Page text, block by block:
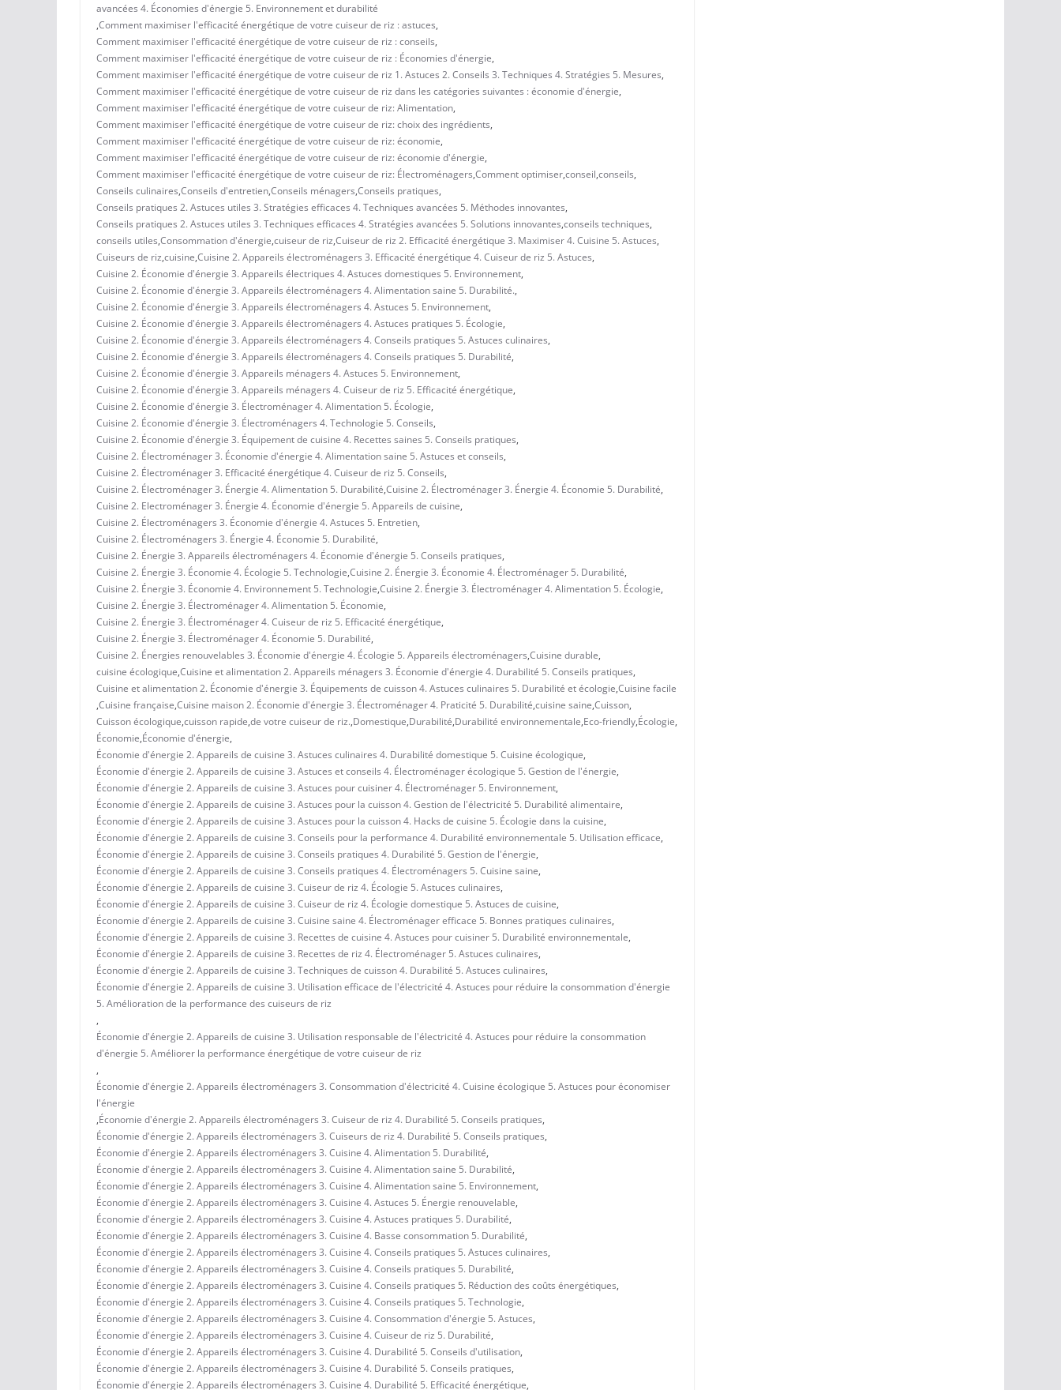
avancées 4. Économies d'énergie 5. Environnement et durabilité
,Comment maximiser l'efficacité énergétique de votre cuiseur de riz : astuces,
Comment maximiser l'efficacité énergétique de votre cuiseur de riz : conseils,
Comment maximiser l'efficacité énergétique de votre cuiseur de riz : Économies d'énergie,
Comment maximiser l'efficacité énergétique de votre cuiseur de riz 1. Astuces 2. Conseils 3. Techniques 4. Stratégies 5. Mesures,
Comment maximiser l'efficacité énergétique de votre cuiseur de riz dans les catégories suivantes : économie d'énergie,
Comment maximiser l'efficacité énergétique de votre cuiseur de riz: Alimentation,
Comment maximiser l'efficacité énergétique de votre cuiseur de riz: choix des ingrédients,
Comment maximiser l'efficacité énergétique de votre cuiseur de riz: économie,
Comment maximiser l'efficacité énergétique de votre cuiseur de riz: économie d'énergie,
Comment maximiser l'efficacité énergétique de votre cuiseur de riz: Électroménagers,Comment optimiser,conseil,conseils,
Conseils culinaires,Conseils d'entretien,Conseils ménagers,Conseils pratiques,
Conseils pratiques 2. Astuces utiles 3. Stratégies efficaces 4. Techniques avancées 5. Méthodes innovantes,
Conseils pratiques 2. Astuces utiles 3. Techniques efficaces 4. Stratégies avancées 5. Solutions innovantes,conseils techniques,
conseils utiles,Consommation d'énergie,cuiseur de riz,Cuiseur de riz 2. Efficacité énergétique 3. Maximiser 4. Cuisine 5. Astuces,
Cuiseurs de riz,cuisine,Cuisine 2. Appareils électroménagers 3. Efficacité énergétique 4. Cuiseur de riz 5. Astuces,
Cuisine 2. Économie d'énergie 3. Appareils électriques 4. Astuces domestiques 5. Environnement,
Cuisine 2. Économie d'énergie 3. Appareils électroménagers 4. Alimentation saine 5. Durabilité.,
Cuisine 2. Économie d'énergie 3. Appareils électroménagers 4. Astuces 5. Environnement,
Cuisine 2. Économie d'énergie 3. Appareils électroménagers 4. Astuces pratiques 5. Écologie,
Cuisine 2. Économie d'énergie 3. Appareils électroménagers 4. Conseils pratiques 5. Astuces culinaires,
Cuisine 2. Économie d'énergie 3. Appareils électroménagers 4. Conseils pratiques 5. Durabilité,
Cuisine 2. Économie d'énergie 3. Appareils ménagers 4. Astuces 5. Environnement,
Cuisine 2. Économie d'énergie 3. Appareils ménagers 4. Cuiseur de riz 5. Efficacité énergétique,
Cuisine 2. Économie d'énergie 3. Électroménager 4. Alimentation 5. Écologie,
Cuisine 2. Économie d'énergie 3. Électroménagers 4. Technologie 5. Conseils,
Cuisine 2. Économie d'énergie 3. Équipement de cuisine 4. Recettes saines 5. Conseils pratiques,
Cuisine 2. Électroménager 3. Économie d'énergie 4. Alimentation saine 5. Astuces et conseils,
Cuisine 2. Électroménager 3. Efficacité énergétique 4. Cuiseur de riz 5. Conseils,
Cuisine 2. Électroménager 3. Énergie 4. Alimentation 5. Durabilité,Cuisine 2. Électroménager 3. Énergie 4. Économie 5. Durabilité,
Cuisine 2. Electroménager 3. Énergie 4. Économie d'énergie 5. Appareils de cuisine,
Cuisine 2. Électroménagers 3. Économie d'énergie 4. Astuces 5. Entretien,
Cuisine 2. Électroménagers 3. Énergie 4. Économie 5. Durabilité,
Cuisine 2. Énergie 3. Appareils électroménagers 4. Économie d'énergie 5. Conseils pratiques,
Cuisine 2. Énergie 3. Économie 4. Écologie 5. Technologie,Cuisine 2. Énergie 3. Économie 4. Électroménager 5. Durabilité,
Cuisine 2. Énergie 3. Économie 4. Environnement 5. Technologie,Cuisine 2. Énergie 3. Électroménager 4. Alimentation 5. Écologie,
Cuisine 2. Énergie 3. Électroménager 4. Alimentation 5. Économie,
Cuisine 2. Énergie 3. Électroménager 4. Cuiseur de riz 5. Efficacité énergétique,
Cuisine 2. Énergie 3. Électroménager 4. Économie 5. Durabilité,
Cuisine 2. Énergies renouvelables 3. Économie d'énergie 4. Écologie 5. Appareils électroménagers,Cuisine durable,
cuisine écologique,Cuisine et alimentation 2. Appareils ménagers 3. Économie d'énergie 4. Durabilité 5. Conseils pratiques,
Cuisine et alimentation 2. Économie d'énergie 3. Équipements de cuisson 4. Astuces culinaires 5. Durabilité et écologie,Cuisine facile
,Cuisine française,Cuisine maison 2. Économie d'énergie 3. Électroménager 4. Praticité 5. Durabilité,cuisine saine,Cuisson,
Cuisson écologique,cuisson rapide,de votre cuiseur de riz.,Domestique,Durabilité,Durabilité environnementale,Eco-friendly,Écologie,
Économie,Économie d'énergie,
Économie d'énergie 2. Appareils de cuisine 3. Astuces culinaires 4. Durabilité domestique 5. Cuisine écologique,
Économie d'énergie 2. Appareils de cuisine 3. Astuces et conseils 4. Électroménager écologique 5. Gestion de l'énergie,
Économie d'énergie 2. Appareils de cuisine 3. Astuces pour cuisiner 4. Électroménager 5. Environnement,
Économie d'énergie 2. Appareils de cuisine 3. Astuces pour la cuisson 4. Gestion de l'électricité 5. Durabilité alimentaire,
Économie d'énergie 2. Appareils de cuisine 3. Astuces pour la cuisson 4. Hacks de cuisine 5. Écologie dans la cuisine,
Économie d'énergie 2. Appareils de cuisine 3. Conseils pour la performance 4. Durabilité environnementale 5. Utilisation efficace,
Économie d'énergie 2. Appareils de cuisine 3. Conseils pratiques 4. Durabilité 5. Gestion de l'énergie,
Économie d'énergie 2. Appareils de cuisine 3. Conseils pratiques 4. Électroménagers 5. Cuisine saine,
Économie d'énergie 2. Appareils de cuisine 3. Cuiseur de riz 4. Écologie 5. Astuces culinaires,
Économie d'énergie 2. Appareils de cuisine 3. Cuiseur de riz 4. Écologie domestique 5. Astuces de cuisine,
Économie d'énergie 2. Appareils de cuisine 3. Cuisine saine 4. Électroménager efficace 5. Bonnes pratiques culinaires,
Économie d'énergie 2. Appareils de cuisine 3. Recettes de cuisine 4. Astuces pour cuisiner 5. Durabilité environnementale,
Économie d'énergie 2. Appareils de cuisine 3. Recettes de riz 4. Électroménager 5. Astuces culinaires,
Économie d'énergie 2. Appareils de cuisine 3. Techniques de cuisson 4. Durabilité 5. Astuces culinaires,
Économie d'énergie 2. Appareils de cuisine 3. Utilisation efficace de l'électricité 4. Astuces pour réduire la consommation d'énergie
5. Amélioration de la performance des cuiseurs de riz
,
Économie d'énergie 2. Appareils de cuisine 3. Utilisation responsable de l'électricité 4. Astuces pour réduire la consommation
d'énergie 5. Améliorer la performance énergétique de votre cuiseur de riz
,
Économie d'énergie 2. Appareils électroménagers 3. Consommation d'électricité 4. Cuisine écologique 5. Astuces pour économiser
l'énergie
,Économie d'énergie 2. Appareils électroménagers 3. Cuiseur de riz 4. Durabilité 5. Conseils pratiques,
Économie d'énergie 2. Appareils électroménagers 3. Cuiseurs de riz 4. Durabilité 5. Conseils pratiques,
Économie d'énergie 2. Appareils électroménagers 3. Cuisine 4. Alimentation 5. Durabilité,
Économie d'énergie 2. Appareils électroménagers 3. Cuisine 4. Alimentation saine 5. Durabilité,
Économie d'énergie 2. Appareils électroménagers 3. Cuisine 4. Alimentation saine 5. Environnement,
Économie d'énergie 2. Appareils électroménagers 3. Cuisine 4. Astuces 5. Énergie renouvelable,
Économie d'énergie 2. Appareils électroménagers 3. Cuisine 4. Astuces pratiques 5. Durabilité,
Économie d'énergie 2. Appareils électroménagers 3. Cuisine 4. Basse consommation 5. Durabilité,
Économie d'énergie 2. Appareils électroménagers 3. Cuisine 4. Conseils pratiques 5. Astuces culinaires,
Économie d'énergie 2. Appareils électroménagers 3. Cuisine 4. Conseils pratiques 5. Durabilité,
Économie d'énergie 2. Appareils électroménagers 3. Cuisine 4. Conseils pratiques 5. Réduction des coûts énergétiques,
Économie d'énergie 2. Appareils électroménagers 3. Cuisine 4. Conseils pratiques 5. Technologie,
Économie d'énergie 2. Appareils électroménagers 3. Cuisine 4. Consommation d'énergie 5. Astuces,
Économie d'énergie 2. Appareils électroménagers 3. Cuisine 4. Cuiseur de riz 5. Durabilité,
Économie d'énergie 2. Appareils électroménagers 3. Cuisine 4. Durabilité 5. Conseils d'utilisation,
Économie d'énergie 2. Appareils électroménagers 3. Cuisine 4. Durabilité 5. Conseils pratiques,
Économie d'énergie 2. Appareils électroménagers 3. Cuisine 4. Durabilité 5. Efficacité énergétique,